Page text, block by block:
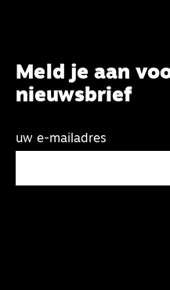
Meld je aan
nieuwsbrief
uw e-mailadres